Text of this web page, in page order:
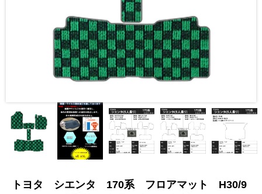
トヨタ シエンタ 170系 フロアマット H30/9